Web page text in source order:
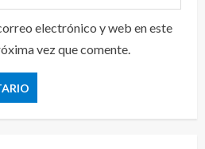
electrónico y web en este
vez que comente.